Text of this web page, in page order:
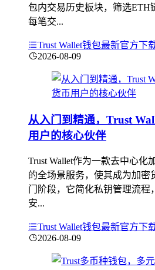
包内交易历史板块，筛选ETH
每笔交...
Trust Wallet钱包最新官方下
2026-08-09
从入门到精通，Trust
用户的核心伙伴
Trust Wallet作为一款去中心化
的全场景服务，使其成为加密
门阶段，它简化私钥管理流程
安...
Trust Wallet钱包最新官方下
2026-08-09